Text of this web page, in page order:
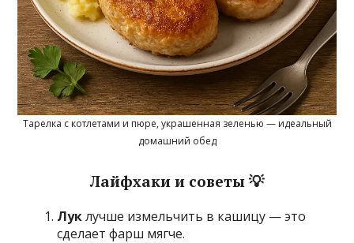
Тарелка с котлетами и пюре, украшенная зеленью — идеальный
домашний обед
Лайфхаки и советы 💡
Луклучше измельчить в кашицу — это
сделает фарш мягче.